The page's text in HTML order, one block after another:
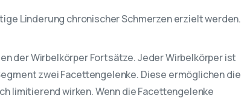
Linderung chronischer Schmerzen erzielt werden.
der Wirbelkörper Fortsätze. Jeder Wirbelkörper ist
zwei Facettengelenke. Diese ermöglichen die
limitierend wirken. Wenn die Facettengelenke